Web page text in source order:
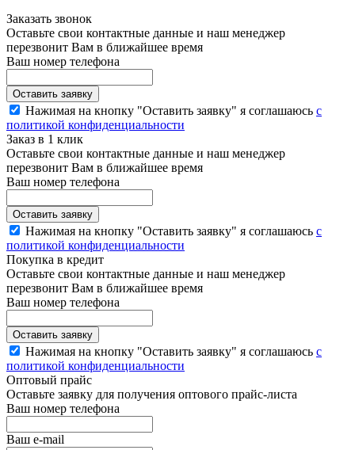
Заказать звонок
Оставьте свои контактные данные и наш менеджер
перезвонит Вам в ближайшее время
Ваш номер телефона
Нажимая на кнопку "Оставить заявку" я соглашаюсь с
политикой конфиденциальности
Заказ в 1 клик
Оставьте свои контактные данные и наш менеджер
перезвонит Вам в ближайшее время
Ваш номер телефона
Нажимая на кнопку "Оставить заявку" я соглашаюсь с
политикой конфиденциальности
Покупка в кредит
Оставьте свои контактные данные и наш менеджер
перезвонит Вам в ближайшее время
Ваш номер телефона
Нажимая на кнопку "Оставить заявку" я соглашаюсь с
политикой конфиденциальности
Оптовый прайс
Оставьте заявку для получения оптового прайс-листа
Ваш номер телефона
Ваш e-mail